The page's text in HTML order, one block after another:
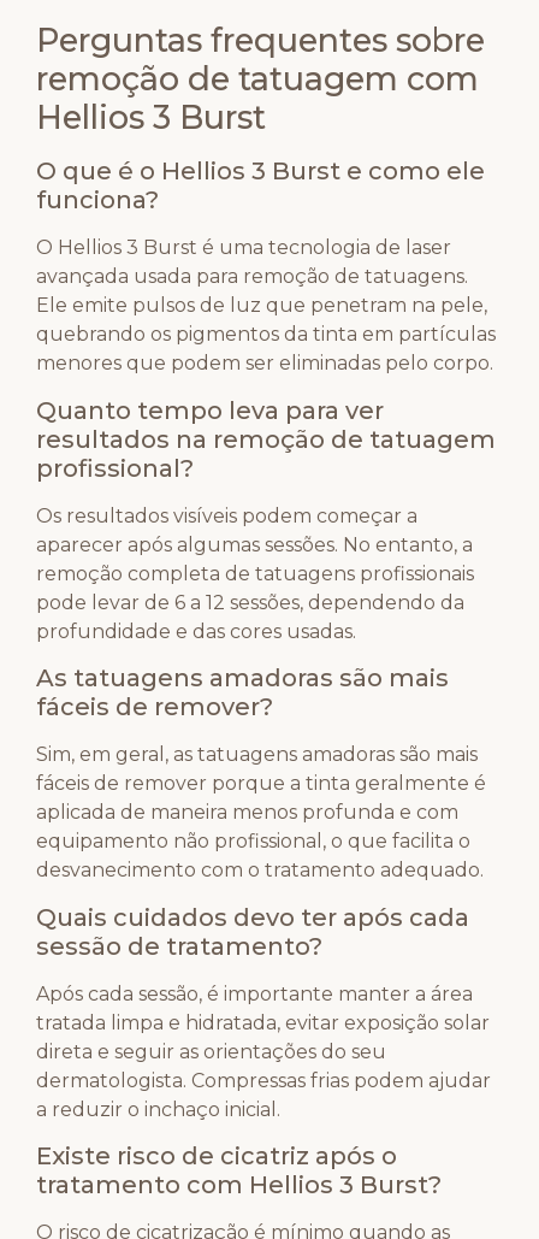
Perguntas frequentes sobre
remoção de tatuagem com
Hellios 3 Burst
O que é o Hellios 3 Burst e como ele
funciona?
O Hellios 3 Burst é uma tecnologia de laser
avançada usada para remoção de tatuagens.
Ele emite pulsos de luz que penetram na pele,
quebrando os pigmentos da tinta em partículas
menores que podem ser eliminadas pelo corpo.
Quanto tempo leva para ver
resultados na remoção de tatuagem
profissional?
Os resultados visíveis podem começar a
aparecer após algumas sessões. No entanto, a
remoção completa de tatuagens profissionais
pode levar de 6 a 12 sessões, dependendo da
profundidade e das cores usadas.
As tatuagens amadoras são mais
fáceis de remover?
Sim, em geral, as tatuagens amadoras são mais
fáceis de remover porque a tinta geralmente é
aplicada de maneira menos profunda e com
equipamento não profissional, o que facilita o
desvanecimento com o tratamento adequado.
Quais cuidados devo ter após cada
sessão de tratamento?
Após cada sessão, é importante manter a área
tratada limpa e hidratada, evitar exposição solar
direta e seguir as orientações do seu
dermatologista. Compressas frias podem ajudar
a reduzir o inchaço inicial.
Existe risco de cicatriz após o
tratamento com Hellios 3 Burst?
O risco de cicatrização é mínimo quando as